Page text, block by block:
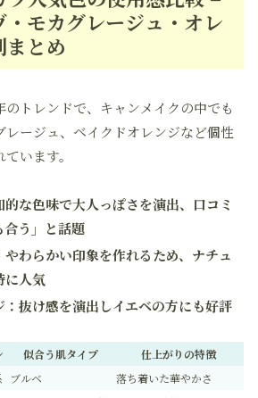
・モカグレージュ・オレ
まとめ
のトレンドで、キャンメイクの中でも
レージュ、ベイクドオレンジなど個性
います。
な色味で大人っぽさを演出、口コミ
う」と話題
わらかい印象を作れるため、ナチュ
に人気
抜け感を演出しイエベの方にも好評
似合う肌タイプ
仕上がりの特徴
ブルベ
落ち着いた華やかさ